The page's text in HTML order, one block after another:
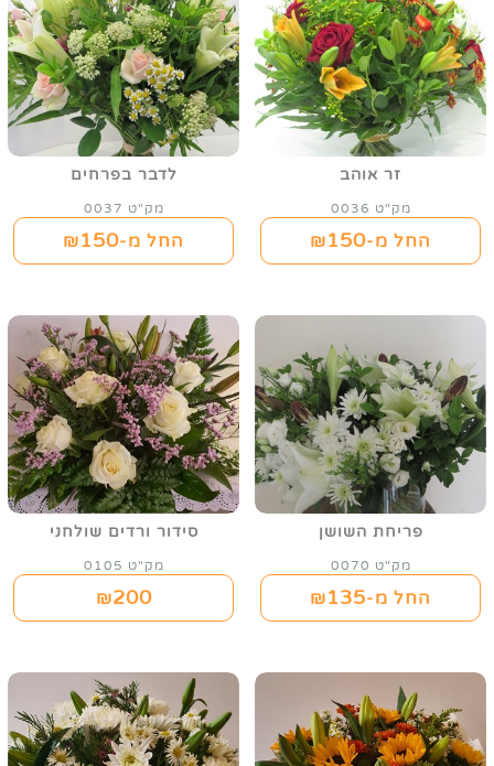
זר אוהב
מק"ט 0036
החל מ-₪150
לדבר בפרחים
מק"ט 0037
החל מ-₪150
פריחת השושן
מק"ט 0070
החל מ-₪135
סידור ורדים שולחני
מק"ט 0105
₪200